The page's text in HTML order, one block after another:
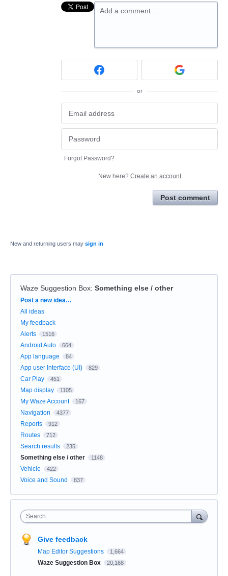
Add a comment…
or
Forgot Password?
New here? Create an account
Post comment
New and returning users may sign in
Waze Suggestion Box: Something else / other
Categories
Post a new idea…
All ideas
My feedback
Alerts
1516
Android Auto 664
App language 84
App user Interface (UI) 829
Car Play 451
Map display 1105
My Waze Account 167
Navigation 4377
Reports 912
Routes 712
Search results 235
Something else / other 1148
Vehicle 422
Voice and Sound 837
Search
Give feedback
Map Editor Suggestions 1,664
Waze Suggestion Box 20,168